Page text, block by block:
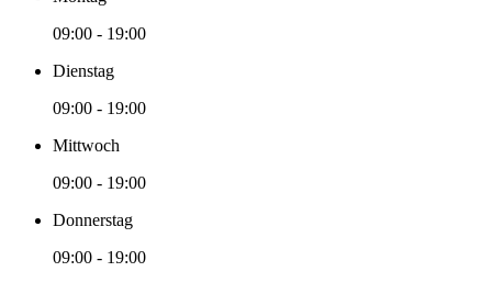
09:00 - 19:00
Dienstag
09:00 - 19:00
Mittwoch
09:00 - 19:00
Donnerstag
09:00 - 19:00